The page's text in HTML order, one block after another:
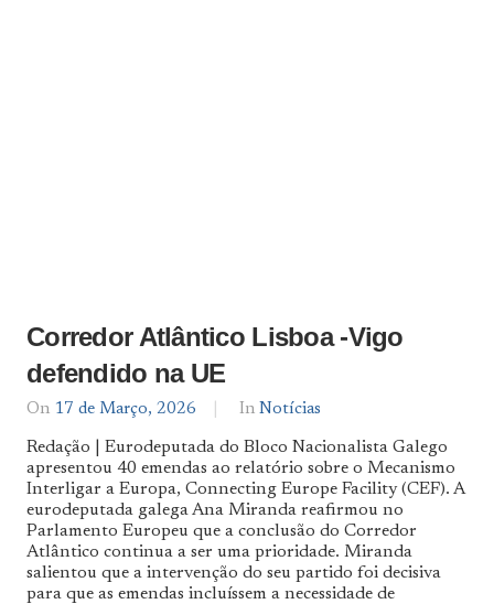
Corredor Atlântico Lisboa -Vigo
defendido na UE
On 17 de Março, 2026
By
De
Norte
a
Sul
In Notícias
Redação | Eurodeputada do Bloco Nacionalista Galego
apresentou 40 emendas ao relatório sobre o Mecanismo
Interligar a Europa, Connecting Europe Facility (CEF). A
eurodeputada galega Ana Miranda reafirmou no
Parlamento Europeu que a conclusão do Corredor
Atlântico continua a ser uma prioridade. Miranda
salientou que a intervenção do seu partido foi decisiva
para que as emendas incluíssem a necessidade de